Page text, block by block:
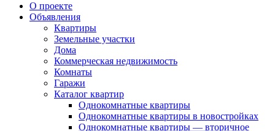
О проекте
Объявления
Квартиры
Земельные участки
Дома
Коммерческая недвижимость
Комнаты
Гаражи
Каталог квартир
Однокомнатные квартиры
Однокомнатные квартиры в новостройках
Однокомнатные квартиры — вторичное